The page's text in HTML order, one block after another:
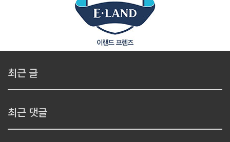
최근 글
최근 댓글